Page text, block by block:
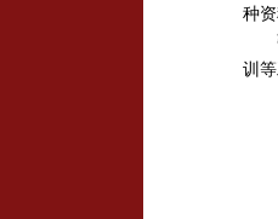
种
张
训等